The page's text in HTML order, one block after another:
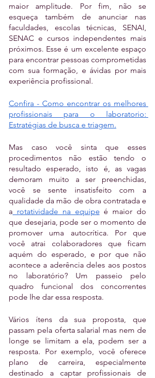
maior amplitude. Por fim, não se
esqueça também de anunciar nas
faculdades, escolas técnicas, SENAI,
SENAC e cursos independentes mais
próximos. Esse é um excelente espaço
para encontrar pessoas comprometidas
com sua formação, e ávidas por mais
experiência profissional.
Confira - Como encontrar os melhores
profissionais para o laboratorio:
Estratégias de busca e triagem.
Mas caso você sinta que esses
procedimentos não estão tendo o
resultado esperado, isto é, as vagas
demoram muito a ser preenchidas,
você se sente insatisfeito com a
qualidade da mão de obra contratada e
a rotatividade na equipe é maior do
que desejaria, pode ser o momento de
promover uma autocrítica. Por que
você atrai colaboradores que ficam
aquém do esperado, e por que não
acontece a aderência deles aos postos
no laboratório? Um passeio pelo
quadro funcional dos concorrentes
pode lhe dar essa resposta.
Vários ítens da sua proposta, que
passam pela oferta salarial mas nem de
longe se limitam a ela, podem ser a
resposta. Por exemplo, você oferece
plano de carreira, especialmente
destinado a captar profissionais de